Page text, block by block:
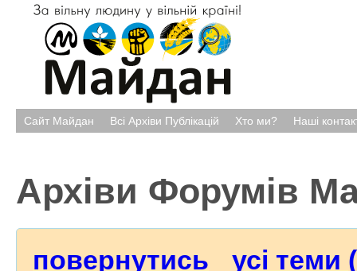
Сайт Майдан Всі Архіви Публікацій Хто ми? Наші
Архіви Форумів
повернутись усі теми